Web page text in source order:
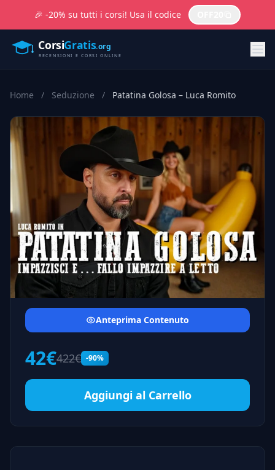
🎉 -20% su tutti i corsi! Usa il codice
Home / Seduzione / Patatina Golosa – Luca Romito
Anteprima Contenuto
42€422€ -90%
Aggiungi al Carrello